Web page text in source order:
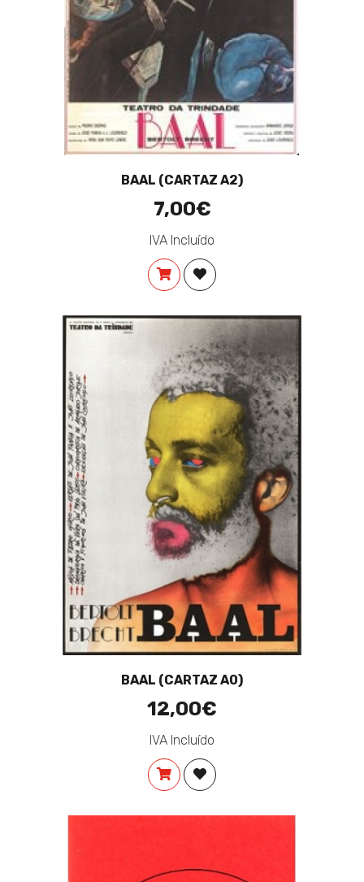
BAAL (CARTAZ A2)
7,00€
IVA Incluído
COMPRARADICIONAR À LISTA DE
BAAL (CARTAZ A0)
12,00€
IVA Incluído
COMPRARADICIONAR À LISTA DE